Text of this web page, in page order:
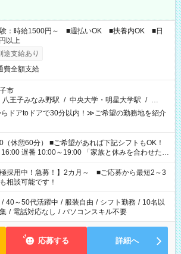
験：時給1500円～ ■週払いOK ■扶養内OK ■日
以上
途支給あり
費全額支給
市
八王子みなみ野駅 / 中央大学・明星大学駅 / …
ドアtoドアで30分以内！≫ご希望の勤務地を紹介
希望があれば下記シフトもOK！
番 10:00～19:00 「家族と休みを合わせた
持って夕飯の準備がしたい」 「できれば残業はし
、ご希望を教えてくださいね。 ※Wワーク希望
のお仕事で希望する勤務時間と、もう1つのお仕事
合計で週40時間を超える場合は応募できません。
極採用中！急募！】2カ月～ ■ご応募から最短2～3
相談可能です！
/ 40～50代活躍中 / 服装自由 / シフト勤務 / 10名以
/ 電話対応なし / パソコンスキル不要
応募する 詳細へ